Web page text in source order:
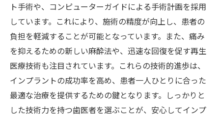
ト手術や、コンピューターガイドによる手術計画を採用
しています。これにより、施術の精度が向上し、患者の
負担を軽減することが可能となっています。また、痛み
を抑えるための新しい麻酔法や、迅速な回復を促す再生
医療技術も注目されています。これらの技術的進歩は、
インプラントの成功率を高め、患者一人ひとりに合った
最適な治療を提供するための鍵となります。しっかりと
した技術力を持つ歯医者を選ぶことが、安心してインプ